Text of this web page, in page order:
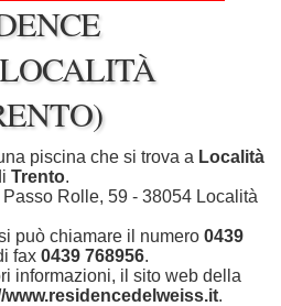
piscina che si trova a Località
Trento.
Rolle, 59 - 38054 Località
può chiamare il numero 0439
fax 0439 768956.
informazioni, il sito web della
www.residencedelweiss.it.